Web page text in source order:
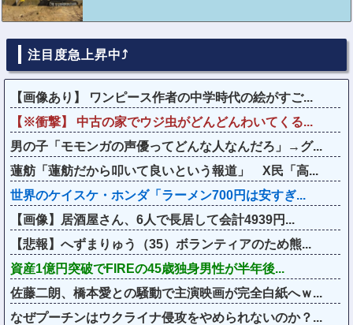
注目度急上昇中⤴
【画像あり】 ワンピース作者の中学時代の絵がすご...
【※衝撃】 中古の家でウジ虫がどんどんわいてくる...
男の子「モモンガの声優ってどんな人なんだろ」→グ...
蓮舫「蓮舫だから叩いて良いという報道」 X民「高...
世界のケイスケ・ホンダ「ラーメン700円は安すぎ...
【画像】居酒屋さん、6人で長居して会計4939円...
【悲報】へずまりゅう（35）ボランティアのため熊...
資産1億円突破でFIREの45歳独身男性が半年後...
佐藤二朗、橋本愛との騒動で主演映画が完全白紙へｗ...
なぜプーチンはウクライナ侵攻をやめられないのか？...